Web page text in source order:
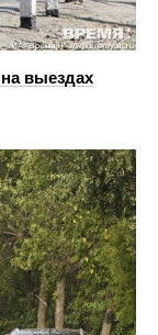
выездах